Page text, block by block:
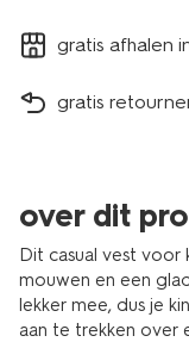
gratis afhalen
gratis
over dit
Dit casual vest voor
mouwen en een
lekker mee, dus je
aan te trekken over